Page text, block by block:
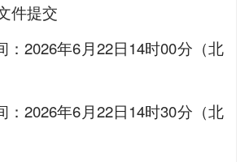
件提交
：2026年6月22日14时00分（北
：2026年6月22日14时30分（北